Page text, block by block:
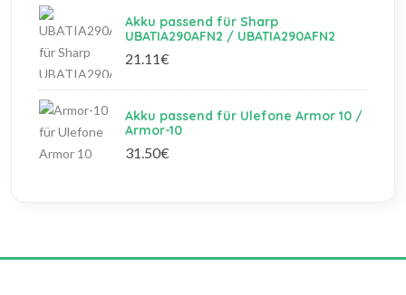
Akku passend für Sharp
UBATIA290AFN2 / UBATIA290AFN2
21.11€
Akku passend für Ulefone Armor 10 /
Armor-10
31.50€